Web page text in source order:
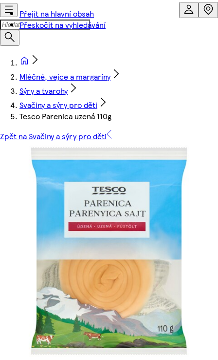
Přejít na hlavní obsah
Přeskočit na vyhledávání
Mléčné, vejce a margaríny
Sýry a tvarohy
Svačiny a sýry pro děti
Tesco Parenica uzená 110g
Zpět na Svačiny a sýry pro děti